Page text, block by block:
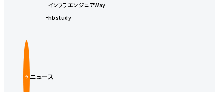
インフラエンジニアWay
hbstudy
ニュース